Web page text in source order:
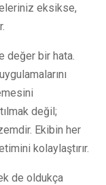
eksikse,
değer bir hata.
değil;
Ekibin her
kolaylaştırır.
de oldukça